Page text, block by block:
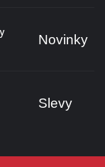
Novinky
Slevy